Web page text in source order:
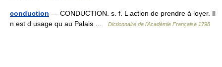
conduction — CONDUCTION. s. f. L action de prendre à loyer. Il
n est d usage qu au Palais …
Dictionnaire de l'Académie Française 1798